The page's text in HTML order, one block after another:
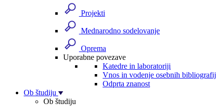
Projekti
Mednarodno sodelovanje
Oprema
Uporabne povezave
Katedre in laboratoriji
Vnos in vodenje osebnih bibliografij
Odprta znanost
Ob študiju
Ob študiju